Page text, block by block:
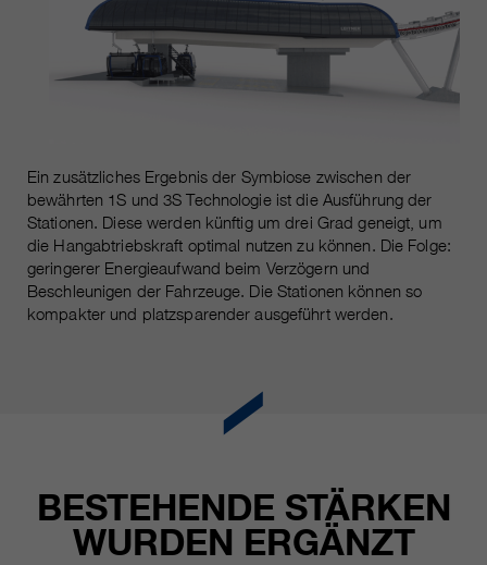
Ein zusätzliches Ergebnis der Symbiose zwischen der
bewährten 1S und 3S Technologie ist die Ausführung der
Stationen. Diese werden künftig um drei Grad geneigt, um
die Hangabtriebskraft optimal nutzen zu können. Die Folge:
geringerer Energieaufwand beim Verzögern und
Beschleunigen der Fahrzeuge. Die Stationen können so
kompakter und platzsparender ausgeführt werden.
BESTEHENDE STÄRKEN
WURDEN ERGÄNZT
https://policies.google.com/privacy.
Gesammelte nicht
personenbezogene Daten werden
verwendet, um Berichte über die
Nutzung der Website zu erstellen,
Informationen werden auch an
unsere Kunden / Partner
weitergegeben.